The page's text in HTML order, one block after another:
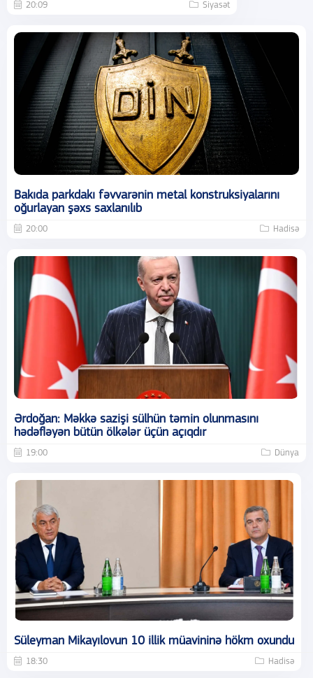
20:09 Siyasət
Bakıda parkdakı fəvvarənin metal konstruksiyalarını
oğurlayan şəxs saxlanılıb
20:00 Hadisə
Ərdoğan: Məkkə sazişi sülhün təmin olunmasını
hədəfləyən bütün ölkələr üçün açıqdır
19:00 Dünya
Süleyman Mikayılovun 10 illik müavininə hökm oxundu
18:30 Hadisə